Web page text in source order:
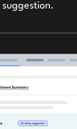
suggestion.